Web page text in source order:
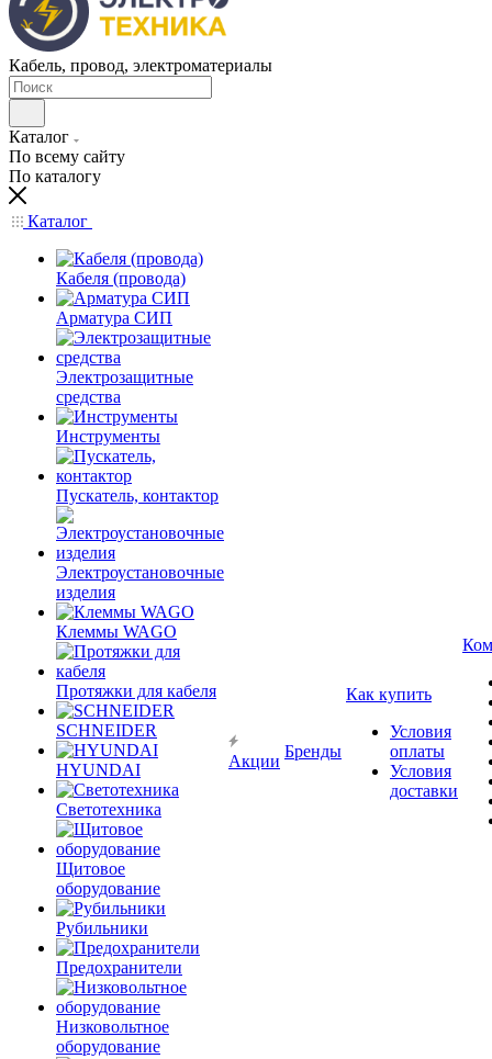
Кабель, провод, электроматериалы
Каталог
По всему сайту
По каталогу
Каталог
Кабеля (провода)
Арматура СИП
Электрозащитные
средства
Инструменты
Пускатель, контактор
Электроустановочные
изделия
Клеммы WAGO
Протяжки для кабеля
SCHNEIDER
HYUNDAI
Светотехника
Щитовое
оборудование
Рубильники
Предохранители
Низковольтное
оборудование
Акции
Бренды
Как купить
Условия
оплаты
Условия
доставки